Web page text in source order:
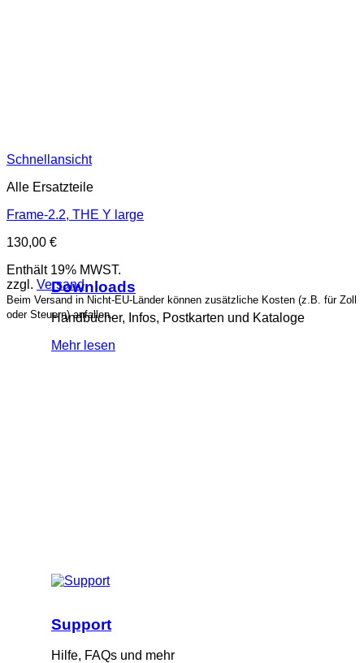
Downloads
Handbücher, Infos, Postkarten und Kataloge
Mehr lesen
Support
Hilfe, FAQs und mehr
Schnellansicht
Alle Ersatzteile
Frame-2.2, THE Y large
130,00 €
Enthält 19% MWST.
zzgl. Versand
Beim Versand in Nicht-EU-Länder können zusätzliche Kosten (z.B. für Zoll
oder Steuern) anfallen.